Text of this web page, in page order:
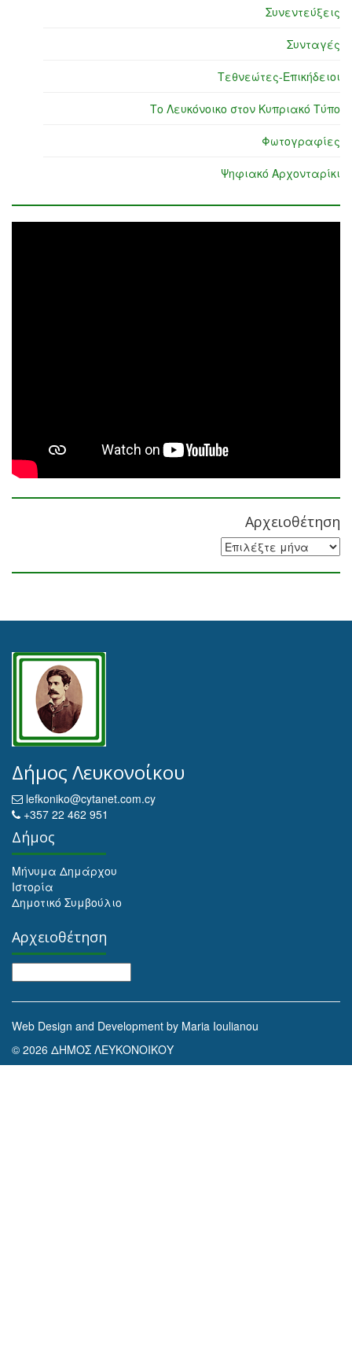
Συνεντεύξεις
Συνταγές
Τεθνεώτες-Επικήδειοι
Το Λευκόνοικο στον Κυπριακό Τύπο
Φωτογραφίες
Ψηφιακό Αρχονταρίκι
Αρχειοθέτηση
Αρχειοθέτηση
Δήμος Λευκονοίκου
lefkoniko@cytanet.com.cy
+357 22 462 951
Δήμος
Μήνυμα Δημάρχου
Ιστορία
Δημοτικό Συμβούλιο
Αρχειοθέτηση
Web Design and Development by Maria Ioulianou
© 2026 ΔΗΜΟΣ ΛΕΥΚΟΝΟΙΚΟΥ